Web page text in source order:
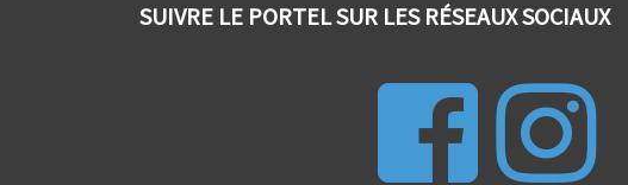
SUIVRE LE PORTEL SUR LES RÉSEAUX SOCIAUX